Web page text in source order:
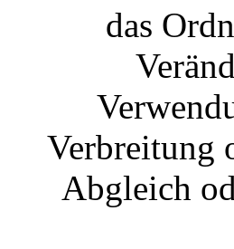
das
Verbreitung
Abgleich